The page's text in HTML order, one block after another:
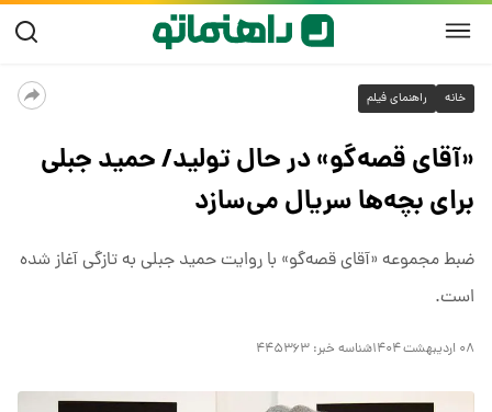
خانه راهنمای فیلم
«آقای قصه‌گو» در حال تولید/ حمید جبلی
برای بچه‌ها سریال می‌سازد
ضبط مجموعه «آقای قصه‌گو» با روایت حمید جبلی به تازگی آغاز شده
است.
۰۸ اردیبهشت ۱۴۰۴ شناسه خبر: ۴۴۵۳۶۳